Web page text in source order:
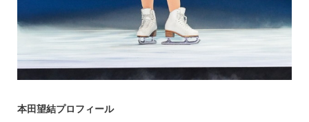
本田望結プロフィール